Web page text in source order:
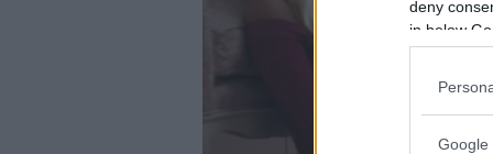
deny
in below
Google